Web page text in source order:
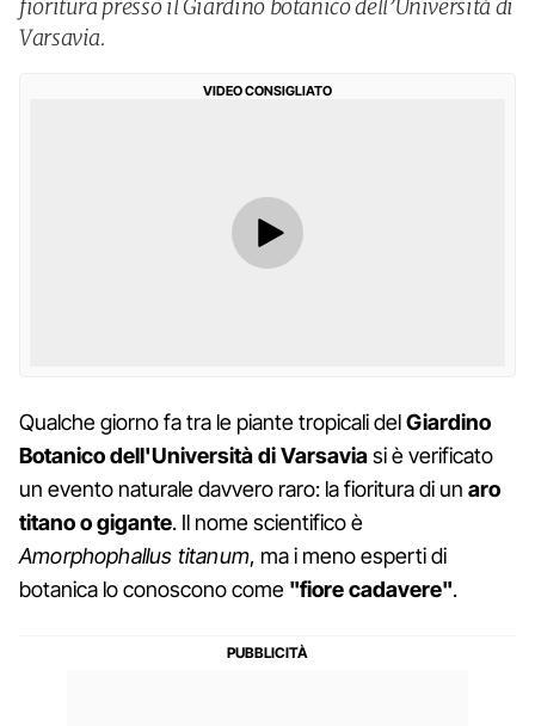
fioritura presso il Giardino botanico dell’Università di
Varsavia.
VIDEO CONSIGLIATO
Qualche giorno fa tra le piante tropicali delGiardino
Botanico dell'Università di Varsaviasi è verificato
un evento naturale davvero raro: la fioritura di un aro
titano o gigante. Il nome scientifico è
Amorphophallus titanum, ma i meno esperti di
botanica lo conoscono come "fiore cadavere".